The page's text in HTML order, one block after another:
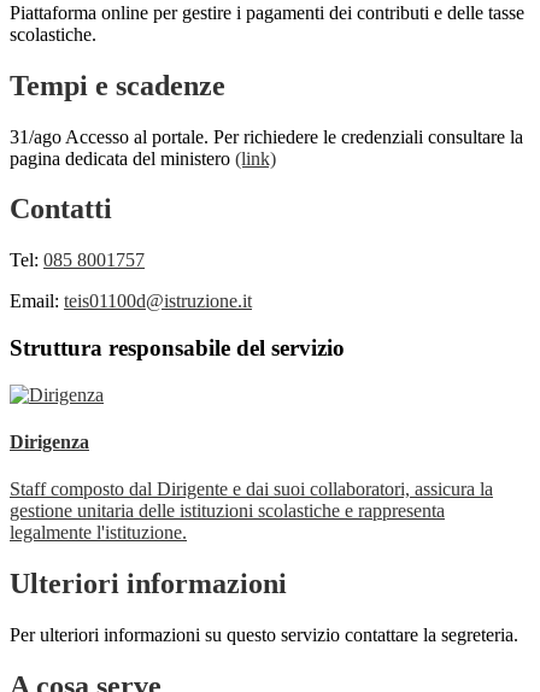
Piattaforma online per gestire i pagamenti dei contributi e delle tasse
scolastiche.
Tempi e scadenze
31/ago Accesso al portale. Per richiedere le credenziali consultare la
pagina dedicata del ministero (link)
Contatti
Tel: 085 8001757
Email: teis01100d@istruzione.it
Struttura responsabile del servizio
Dirigenza
Staff composto dal Dirigente e dai suoi collaboratori, assicura la
gestione unitaria delle istituzioni scolastiche e rappresenta
legalmente l'istituzione.
Ulteriori informazioni
Per ulteriori informazioni su questo servizio contattare la segreteria.